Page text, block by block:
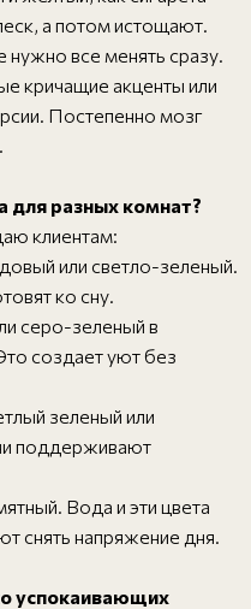
а потом истощают.
нужно все менять сразу.
кричащие акценты или
Постепенно мозг
для разных комнат?
клиентам:
или светло-зеленый.
ко сну.
серо-зеленый в
создает уют без
зеленый или
поддерживают
Вода и эти цвета
снять напряжение дня.
успокаивающих